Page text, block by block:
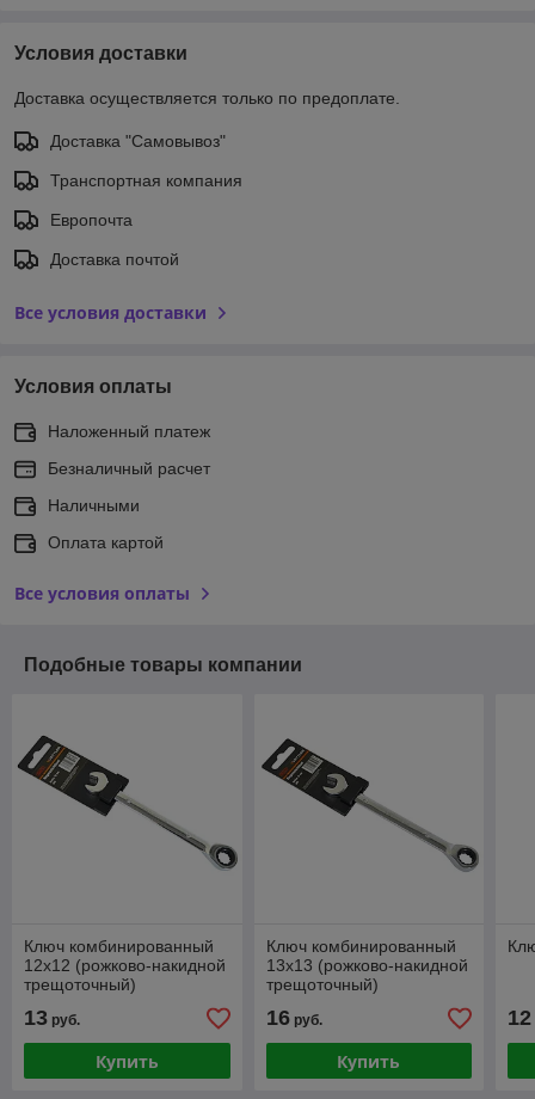
Условия доставки
Доставка осуществляется только по предоплате.
Доставка "Самовывоз"
Транспортная компания
Европочта
Доставка почтой
Все условия доставки
Условия оплаты
Наложенный платеж
Безналичный расчет
Наличными
Оплата картой
Все условия оплаты
Подобные товары компании
Ключ комбинированный
12х12 (рожково-накидной
трещоточный)
13 руб.
Купить
Ключ комбинированный
13х13 (рожково-накидной
трещоточный)
16руб.
Купить
12